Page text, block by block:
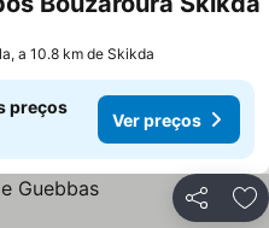
a 10.8 km de Skikda
preços
Ver preços
Partilhar